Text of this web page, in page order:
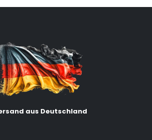
aus Deutschland